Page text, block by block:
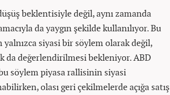
beklentisiyle değil, aynı zamanda
da yaygın şekilde kullanılıyor. Bu
yalnızca siyasi bir söylem olarak değil,
da değerlendirilmesi bekleniyor. ABD
söylem piyasa rallisinin siyasi
olası geri çekilmelerde açığa satış